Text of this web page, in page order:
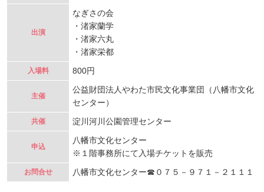
出演
なぎさの会
・渚家蘭学
・渚家六丸
・渚家栄都
入場料 800円
主催
公益財団法人やわた市民文化事業団（八幡市文化
センター）
共催 淀川河川公園管理センター
申込
八幡市文化センター
※１階事務所にて入場チケットを販売
お問合せ 八幡市文化センター☎０７５－９７１－２１１１